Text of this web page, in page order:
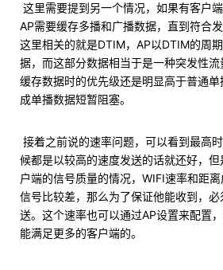
这里需要提到另一个情况，如果有客户
AP需要缓存多播和广播数据，直到符合
这里相关的就是DTIM，AP以DTIM的周
据，而这部分数据相当于是一种突发性
缓存数据时的优先级还是明显高于普通
成单播数据短暂阻塞。
接着之前说的速率问题，可以看到最高
候都是以较高的速度发送的话就还好，
户端的信号质量的情况，WIFI速率和距
信号比较差，那么为了保证他能收到，
送。这个速率也可以通过AP设置来配置
能满足更多的客户端的。